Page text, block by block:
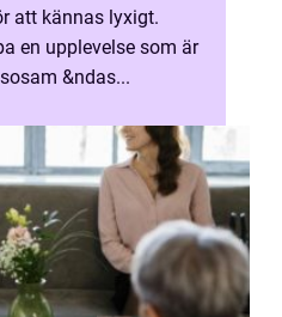
att kännas lyxigt.
en upplevelse som är
&ndas...